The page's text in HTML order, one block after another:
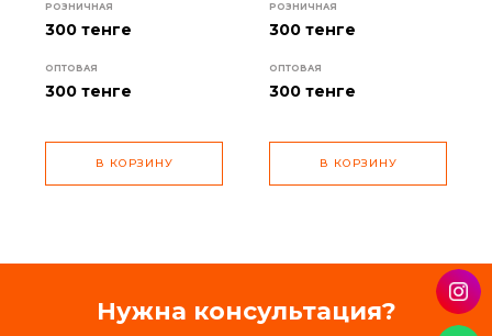
РОЗНИЧНАЯ
300 тенге
ОПТОВАЯ
300 тенге
В КОРЗИНУ
РОЗНИЧНАЯ
300 тенге
ОПТОВАЯ
300 тенге
В КОРЗИНУ
Нужна консультация?